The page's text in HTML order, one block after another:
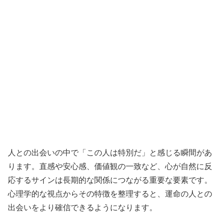
人との出会いの中で「この人は特別だ」と感じる瞬間があ
ります。直感や安心感、価値観の一致など、心が自然に反
応するサインは長期的な関係につながる重要な要素です。
心理学的な視点からその特徴を整理すると、運命の人との
出会いをより確信できるようになります。